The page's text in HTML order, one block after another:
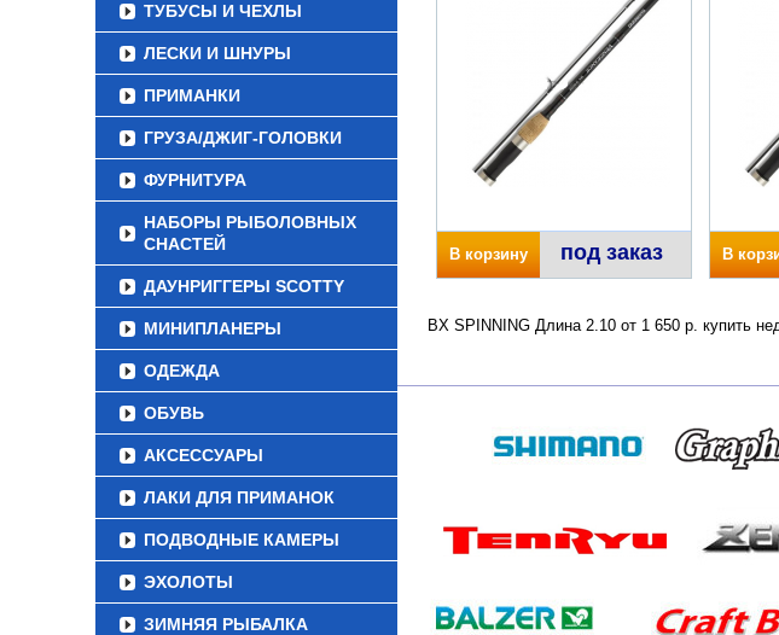
ТУБУСЫ И ЧЕХЛЫ
ЛЕСКИ И ШНУРЫ
ПРИМАНКИ
ГРУЗА/ДЖИГ-ГОЛОВКИ
ФУРНИТУРА
НАБОРЫ РЫБОЛОВНЫХ
СНАСТЕЙ
ДАУНРИГГЕРЫ SCOTTY
МИНИПЛАНЕРЫ
ОДЕЖДА
ОБУВЬ
АКСЕССУАРЫ
ЛАКИ ДЛЯ ПРИМАНОК
ПОДВОДНЫЕ КАМЕРЫ
ЭХОЛОТЫ
ЗИМНЯЯ РЫБАЛКА
В корзину под заказ В
BX SPINNING Длина 2.10 от 1 650 р. купить